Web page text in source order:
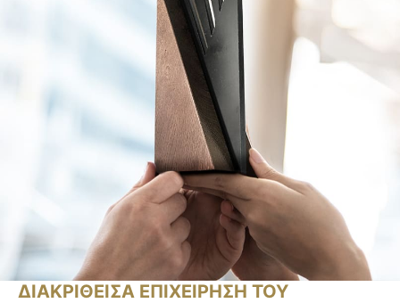
ΔΙΑΚΡΙΘΕΙΣΑ ΕΠΙΧΕΙΡΗΣΗ ΤΟΥ